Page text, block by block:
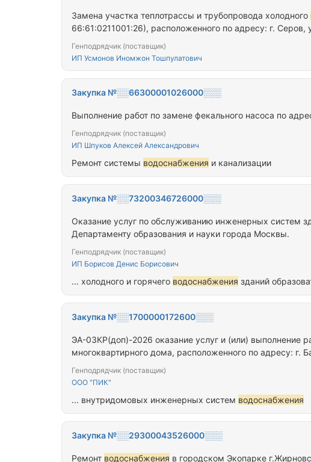
Замена участка теплотрассы и трубопровода холодного
66:61:0211001:26), расположенного по адресу: г. Серов,
Генподрядчик (поставщик)
ИП Усмонов Иномжон Тошпулатович
Закупка №░░66300001026000░░░
Выполнение работ по замене фекального насоса по
Генподрядчик (поставщик)
ИП Шпуков Алексей Александрович
Ремонт системы водоснабжения и канализации
Закупка №░░73200346726000░░░
Оказание услуг по обслуживанию инженерных систем
Департаменту образования и науки города Москвы.
Генподрядчик (поставщик)
ИП Борисов Денис Борисович
... холодного и горячего водоснабжения зданий
Закупка №░░1700000172600░░░
ЭА-03КР(доп)-2026 оказание услуг и (или) выполнение
многоквартирного дома, расположенного по адресу: г.
Генподрядчик (поставщик)
ООО "ПИК"
... внутридомовых инженерных систем водоснабжения
Закупка №░░29300043526000░░░
Ремонт водоснабжения в городском Экопарке